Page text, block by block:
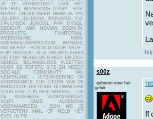
JE TE VERMELDEN? LAAT HET
WETEN!), WAARVOOR DANK! - FOK!
MAAKT ONDER MEER GEBRUIK VAN
JQUERY, JQUERYUI, JWPLAYER, YUI,
FANCYBOX, JGROWL, PHP, MYSQL,
DBSIGHT, ANP, NOVUM, ZOOM.IN,
PROSHOTS, FILMTOTAAL,
WEERONLINE, KNMI,
GAMEWALLPAPERS.COM, WEBADS,
GOOGLEAP - HOSTING DOOR TRUE -
FOK! BEDANKT ALLE VRIJWILLIGERS
DIE FOK! MOGELIJK MAKEN EN ZICH
GEHEEL BELANGELOOS INZETTEN
VOOR DE TOFSTE SITE EN MEEST
SOCIALE COMMUNITY VAN
NEDERLAND - UITZONDERING OP
VOORGAANDE ZIJN DELEN VAN DE
BRONCODE DIE DOOR GLOWMOUSE
VOOR FOK! ZIJN GESCHREVEN. - ZIE
DE ALGEMENE VOORWAARDEN
VOOR ONZE ALGEMENE
VOORWAARDEN - ZIJN WE JE
VERGETEN? MAIL OF MELD HET
EVEN IN FB!
s00z
geboren voor het
geluk
ff